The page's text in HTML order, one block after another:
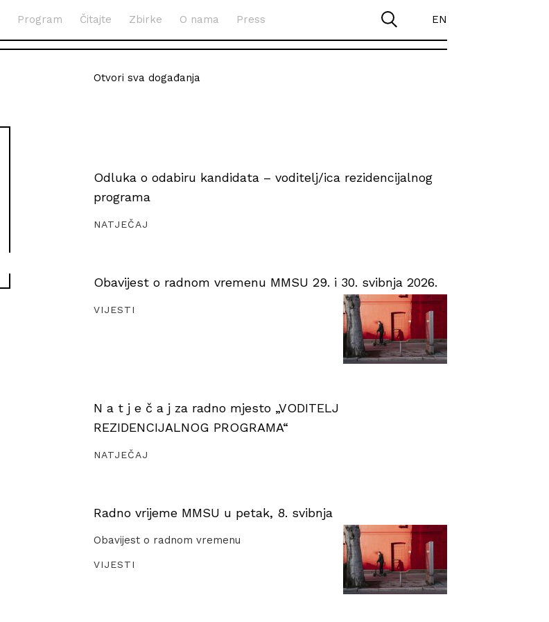
Program Čitajte Zbirke O nama Press EN
Otvori sva događanja
Odluka o odabiru kandidata – voditelj/ica rezidencijalnog
programa
NATJEČAJ
Obavijest o radnom vremenu MMSU 29. i 30. svibnja 2026.
VIJESTI
N a t j e č a j za radno mjesto „VODITELJ
REZIDENCIJALNOG PROGRAMA“
NATJEČAJ
Radno vrijeme MMSU u petak, 8. svibnja
Obavijest o radnom vremenu
VIJESTI